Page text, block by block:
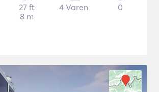
27 ft
8 m
4 Varen 0